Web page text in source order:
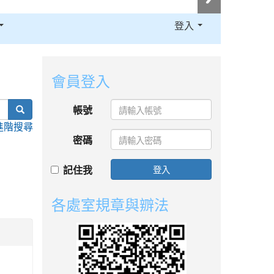
登入
階搜尋
會員登入
帳號
密碼
記住我 登入
各處室規章與辧法